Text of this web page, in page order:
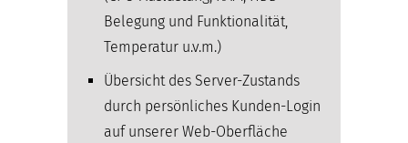
Belegung und Funktionalität,
Temperatur u.v.m.)
Übersicht des Server-Zustands
durch persönliches Kunden-Login
auf unserer Web-Oberfläche